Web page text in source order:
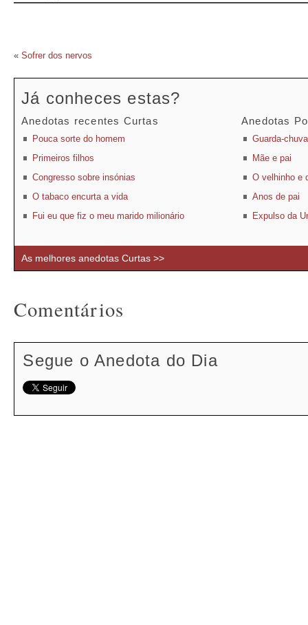
« Sofrer dos nervos
Já conheces estas?
Anedotas recentes Curtas
Pouca sorte do homem
Primeiros filhos
Congresso sobre insónias
O tabaco encurta a vida
Fui eu que fiz o meu marido milionário
Anedotas
Guarda-
Mãe e pai
O velhinho e
Anos de pai
Expulso da
As melhores anedotas Curtas >>
Comentários
Segue o Anedota do Dia